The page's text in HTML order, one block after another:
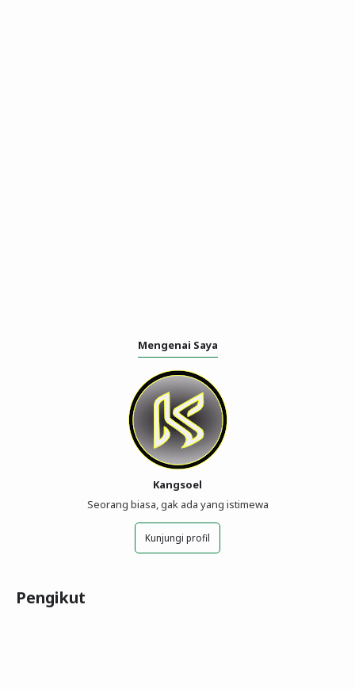
Mengenai Saya
Kangsoel
Seorang biasa, gak ada yang istimewa
Kunjungi profil
Pengikut